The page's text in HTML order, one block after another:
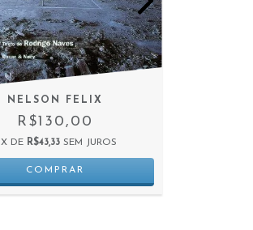
NELSON FELIX
R$130,00
X DE R$43,33 SEM JUROS